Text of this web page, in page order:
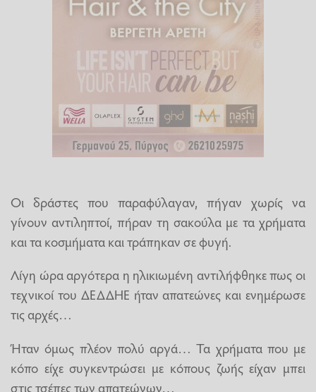
Οι δράστες που παραφύλαγαν, πήγαν χωρίς να
γίνουν αντιληπτοί, πήραν τη σακούλα με τα χρήματα
και τα κοσμήματα και τράπηκαν σε φυγή.
Λίγη ώρα αργότερα η ηλικιωμένη αντιλήφθηκε πως οι
τεχνικοί του ΔΕΔΔΗΕ ήταν απατεώνες και ενημέρωσε
τις αρχές…
Ήταν όμως πλέον πολύ αργά… Τα χρήματα που με
κόπο είχε συγκεντρώσει με κόπους ζωής είχαν μπει
στις τσέπες των απατεώνων…